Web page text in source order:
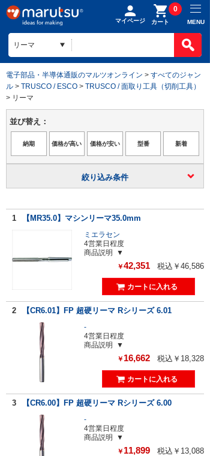
マイページ カート
0
MENU
電子部品・半導体通販のマルツオンライン > すべてのジャン
ル > TRUSCO / ESCO > TRUSCO / 面取り工具（切削工具）
> リーマ
並び替え：
絞り込み条件
1 【MR35.0】マシンリーマ35.0mm
ミエラセン
4営業日程度
商品説明
￥42,351 税込￥46,586
2 【CR6.01】FP 超硬リーマ Rシリーズ 6.01
-
4営業日程度
商品説明
￥ 16,662 税込￥18,328
3 【CR6.00】FP 超硬リーマ Rシリーズ 6.00
-
4営業日程度
商品説明
￥ 11,899 税込￥13,088